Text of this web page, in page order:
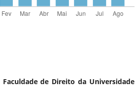
Faculdade de Direito da Universidade